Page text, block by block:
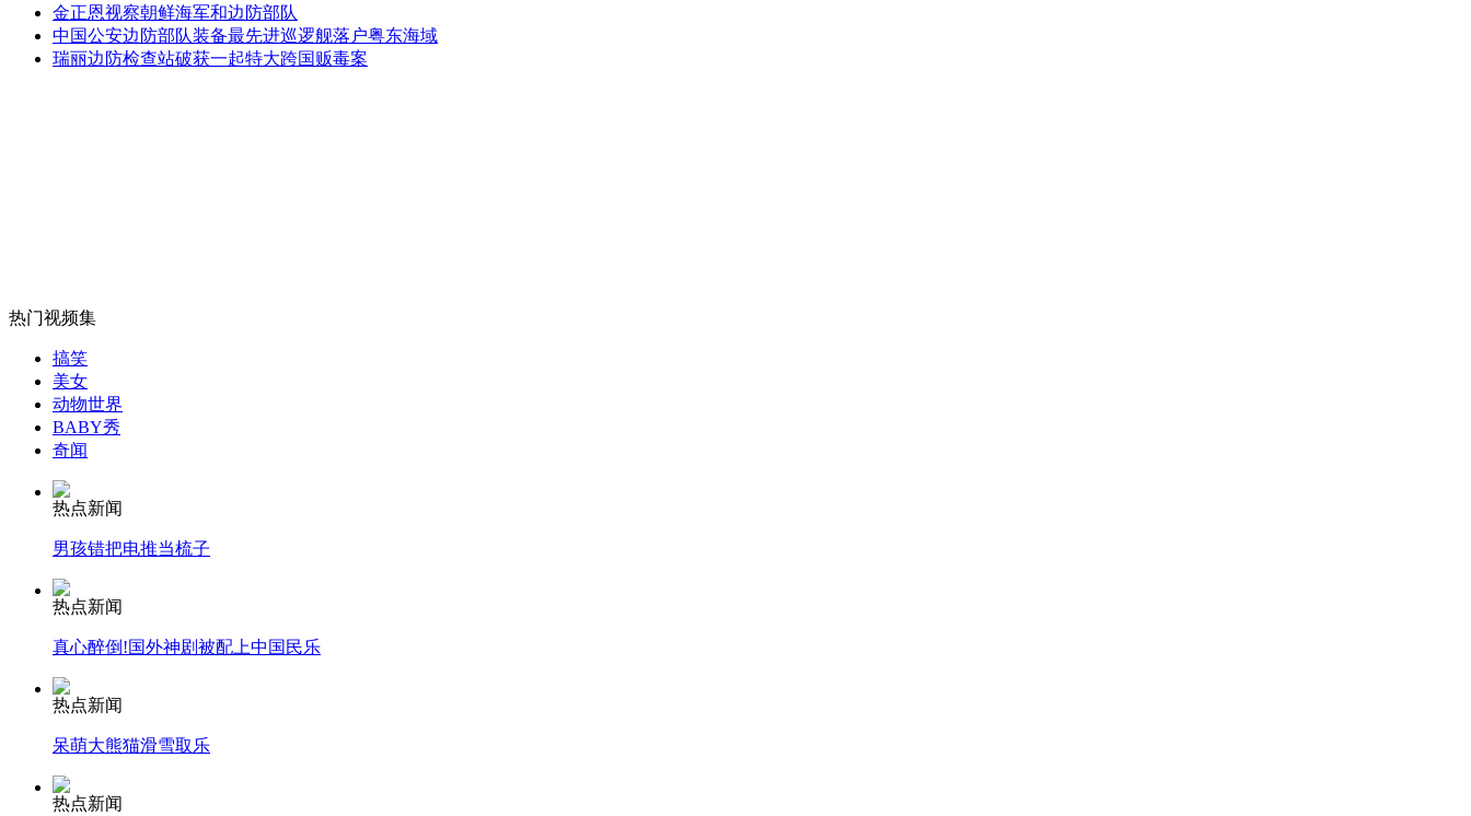
无痛分娩是否安全 医生回应
外交部：反对强权政治霸凌主义
外交部：有关国家言论片面不公正
走！跟着总书记去植树
金正恩视察朝鲜海军和边防部队
中国公安边防部队装备最先进巡逻舰落户粤东海域
瑞丽边防检查站破获一起特大跨国贩毒案
热门视频集
搞笑
美女
动物世界
BABY秀
奇闻
热点新闻
男孩错把电推当梳子
热点新闻
真心醉倒!国外神剧被配上中国民乐
热点新闻
呆萌大熊猫滑雪取乐
热点新闻